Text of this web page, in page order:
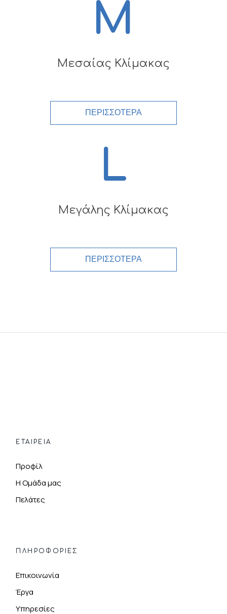
M
Μεσαίας Κλίμακας
ΠΕΡΙΣΣΟΤΕΡΑ
L
Μεγάλης Κλίμακας
ΠΕΡΙΣΣΟΤΕΡΑ
ΕΤΑΙΡΕΙΑ
Προφίλ
Η Ομάδα μας
Πελάτες
ΠΛΗΡΟΦΟΡΊΕΣ
Επικοινωνία
Έργα
Υπηρεσίες